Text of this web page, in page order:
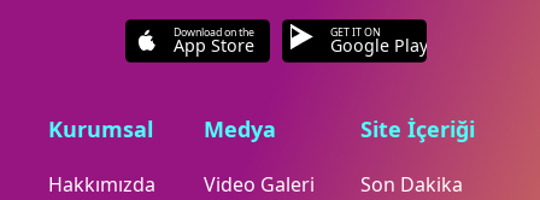
Download on the
App Store
GET IT ON
Google Play
Kurumsal
Hakkımızda
Medya
Video Galeri
Site İçeriği
Son Dakika